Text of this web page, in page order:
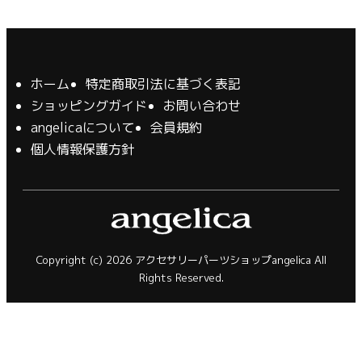
ホーム
特定商取引法に基づく表記
ショッピングガイド
お問い合わせ
angelicaについて
会員規約
個人情報保護方針
Copyright (c) 2026 アクセサリーパーツショップangelica All
Rights Reserved.